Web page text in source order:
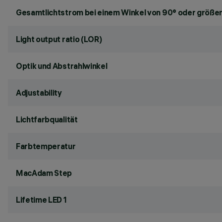
Gesamtlichtstrom bei einem Winkel von 90° oder
Light output ratio (LOR)
Optik und Abstrahlwinkel
Adjustability
Lichtfarbqualität
Farbtemperatur
MacAdam Step
Lifetime LED 1